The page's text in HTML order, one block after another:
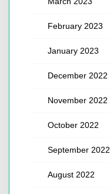
February 2023
January 2023
December 2022
November 2022
October 2022
September 2022
August 2022